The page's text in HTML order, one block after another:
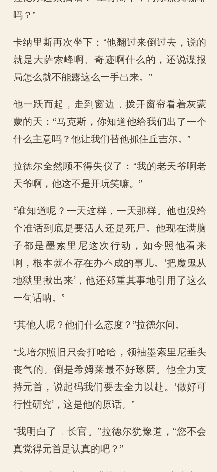
吗？”
卡纳里斯再次坐下：“他翻过来倒过去，说的
就是大萨索峰啊、奇迹啊什么的，还说谍报
局怎么就不能露这么一手出来。”
他一跃而起，走到窗边，拨开窗帘看着灰蒙
蒙的天：“马克斯，你知道他给我们出了一个
什么主意吗？他让我们替他抓住丘吉尔。”
拉德尔全然顾不得失仪了：“我的老天爷啊老
天爷啊，他这不是开玩笑嘛。”
“谁知道呢？一天这样，一天那样。他也没给
个准话到底是要活人还是死尸。他现在满脑
子都是墨索里尼这次行动，如今照他看来
啊，根本就不存在办不成的事儿。‘把魔鬼从
地狱里揪出来’，他还郑重其事地引用了这么
一句话呐。”
“其他人呢？他们什么态度？”拉德尔问。
“戈培尔照旧只会打哈哈，领袖墨索里尼垂头
丧气的。倒是希姆莱最不好琢磨。他全力支
持元首，说起码我们要去全力以赴。‘做好可
行性研究’，这是他的原话。”
“我明白了，长官。”拉德尔犹豫道，“您不会
真觉得元首是认真的吧？”